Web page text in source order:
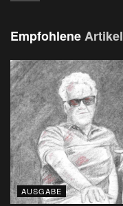
EmpfohleneArtikel
AUSGABE